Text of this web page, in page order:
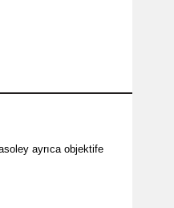
ayrıca objektife